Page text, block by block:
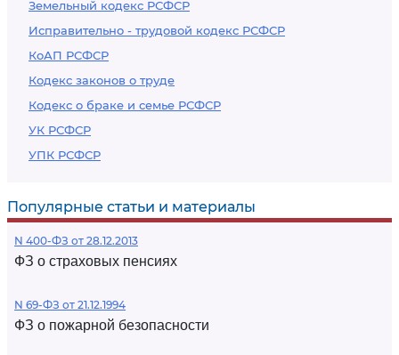
Земельный кодекс РСФСР
Исправительно - трудовой кодекс РСФСР
КоАП РСФСР
Кодекс законов о труде
Кодекс о браке и семье РСФСР
УК РСФСР
УПК РСФСР
Популярные статьи и материалы
N 400-ФЗ от 28.12.2013
ФЗ о страховых пенсиях
N 69-ФЗ от 21.12.1994
ФЗ о пожарной безопасности